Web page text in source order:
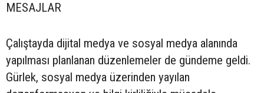
MESAJLAR
Çalıştayda dijital medya ve sosyal medya alanında
yapılması planlanan düzenlemeler de gündeme geldi.
Gürlek, sosyal medya üzerinden yayılan